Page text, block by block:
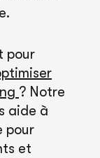
pour
? Notre
aide à
pour
et